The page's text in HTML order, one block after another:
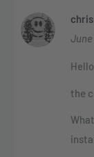
June
the